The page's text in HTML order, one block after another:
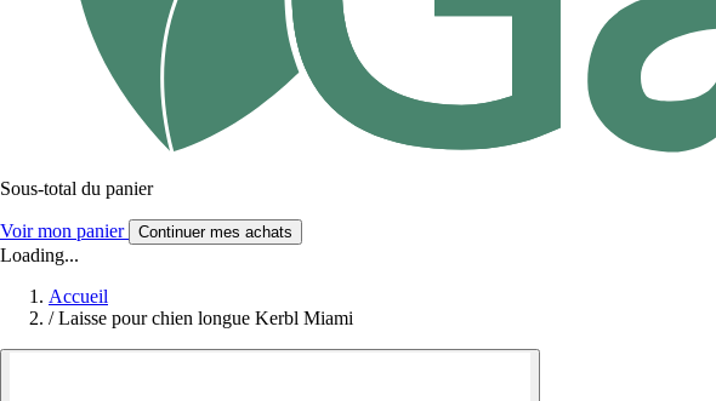
Sous-total du panier
Voir mon panier Continuer mes achats
Loading...
Accueil
/ Laisse pour chien longue Kerbl Miami